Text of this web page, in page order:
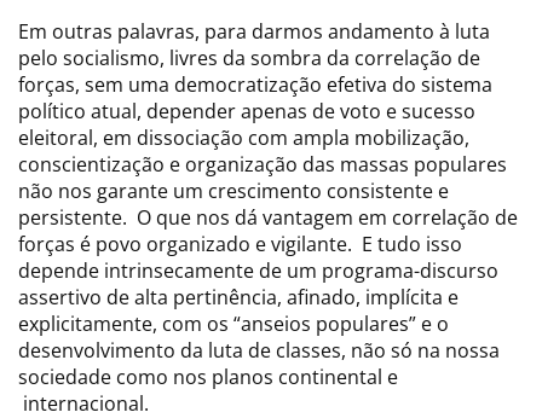
Em outras palavras, para darmos andamento à luta
pelo socialismo, livres da sombra da correlação de
forças, sem uma democratização efetiva do sistema
político atual, depender apenas de voto e sucesso
eleitoral, em dissociação com ampla mobilização,
conscientização e organização das massas populares
não nos garante um crescimento consistente e
persistente. O que nos dá vantagem em correlação de
forças é povo organizado e vigilante. E tudo isso
depende intrinsecamente de um programa-discurso
assertivo de alta pertinência, afinado, implícita e
explicitamente, com os “anseios populares” e o
desenvolvimento da luta de classes, não só na nossa
sociedade como nos planos continental e
internacional.